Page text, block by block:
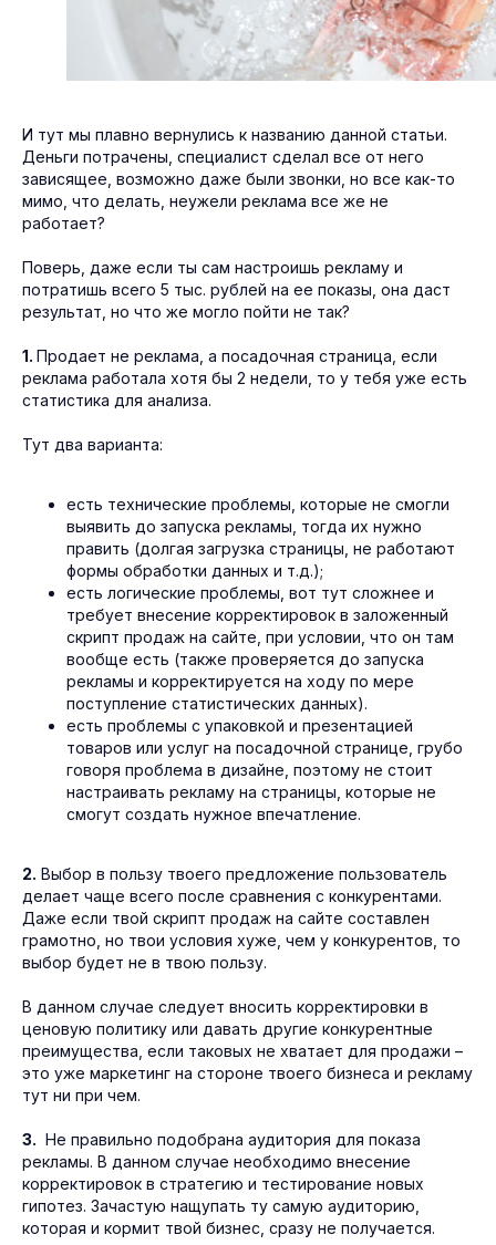
И тут мы плавно вернулись к названию данной статьи.
Деньги потрачены, специалист сделал все от него
зависящее, возможно даже были звонки, но все как-то
мимо, что делать, неужели реклама все же не
работает?
Поверь, даже если ты сам настроишь рекламу и
потратишь всего 5 тыс. рублей на ее показы, она даст
результат, но что же могло пойти не так?
1. Продает не реклама, а посадочная страница, если
реклама работала хотя бы 2 недели, то у тебя уже есть
статистика для анализа.
Тут два варианта:
есть технические проблемы, которые не смогли
выявить до запуска рекламы, тогда их нужно
править (долгая загрузка страницы, не работают
формы обработки данных и т.д.);
есть логические проблемы, вот тут сложнее и
требует внесение корректировок в заложенный
скрипт продаж на сайте, при условии, что он там
вообще есть (также проверяется до запуска
рекламы и корректируется на ходу по мере
поступление статистических данных).
есть проблемы с упаковкой и презентацией
товаров или услуг на посадочной странице, грубо
говоря проблема в дизайне, поэтому не стоит
настраивать рекламу на страницы, которые не
смогут создать нужное впечатление.
2. Выбор в пользу твоего предложение пользователь
делает чаще всего после сравнения с конкурентами.
Даже если твой скрипт продаж на сайте составлен
грамотно, но твои условия хуже, чем у конкурентов, то
выбор будет не в твою пользу.
В данном случае следует вносить корректировки в
ценовую политику или давать другие конкурентные
преимущества, если таковых не хватает для продажи –
это уже маркетинг на стороне твоего бизнеса и рекламу
тут ни при чем.
3. Не правильно подобрана аудитория для показа
рекламы. В данном случае необходимо внесение
корректировок в стратегию и тестирование новых
гипотез. Зачастую нащупать ту самую аудиторию,
которая и кормит твой бизнес, сразу не получается.